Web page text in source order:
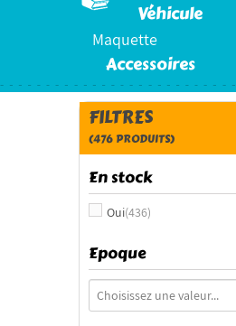
Véhicule
Maquette
Accessoires
FILTRES
(476 PRODUITS)
En stock
Oui(436)
Epoque